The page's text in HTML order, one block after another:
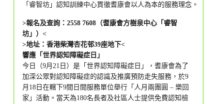
「睿智坊」認知訓練中心貫徹耆康會以人為本的服務理念。
>報名及查詢：2558 7608（耆康會方樹泉中心「睿智
坊」）<
>地址：香港柴灣杏花邨39座地下<
響應「世界認知障礙症日」
今日（9月21日）是「世界認知障礙症日」，耆康會為了
加深公眾對認知障礙症的認識及推廣預防走失服務，於9
月18日在轄下9間日間服務單位舉行「人月兩團圓 – 樂回
家」活動。當天為180名長者及社區人士提供免費認知檢